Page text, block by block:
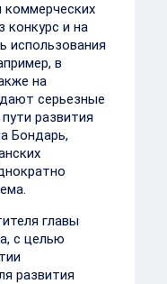
конкурс и на
использования
в
на
серьезные
развития
Бондарь,
главы
с целью
развития